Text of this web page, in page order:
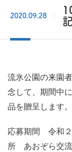
2020.09.28
流氷公園の来園
念して、期間中
品を贈呈します。
応募期間 令和
所 あおぞら交